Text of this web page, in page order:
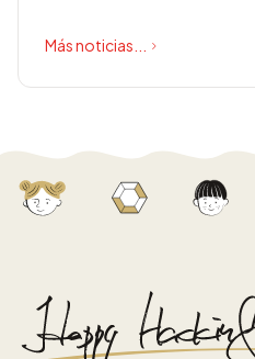
Más noticias...